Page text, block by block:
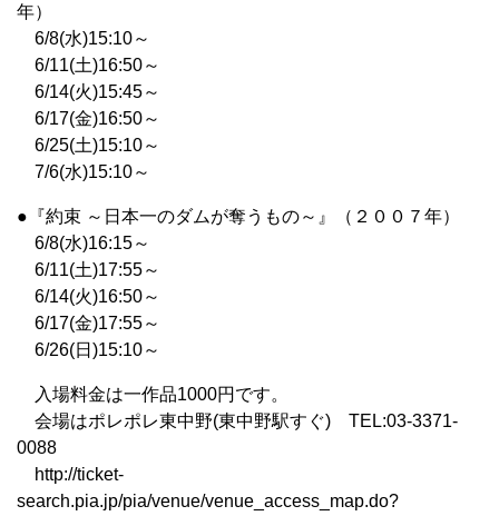
年）
6/8(水)15:10～
6/11(土)16:50～
6/14(火)15:45～
6/17(金)16:50～
6/25(土)15:10～
7/6(水)15:10～
●『約束 ～日本一のダムが奪うもの～』（２００７年）
6/8(水)16:15～
6/11(土)17:55～
6/14(火)16:50～
6/17(金)17:55～
6/26(日)15:10～
入場料金は一作品1000円です。
会場はポレポレ東中野(東中野駅すぐ) TEL:03-3371-
0088
http://ticket-
search.pia.jp/pia/venue/venue_access_map.do?